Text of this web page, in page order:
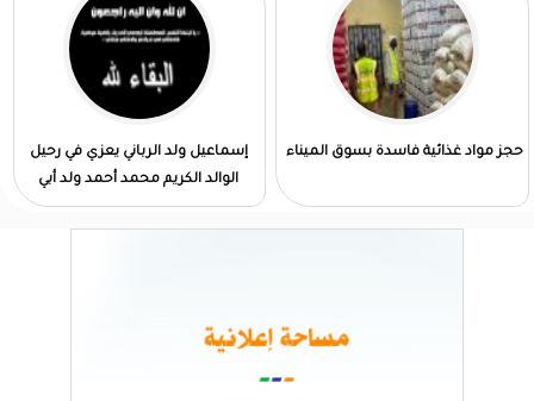
حجز مواد غذائية فاسدة بسوق الميناء
إسماعيل ولد الرباني يعزي في رحيل
الوالد الكريم محمد أحمد ولد أبي